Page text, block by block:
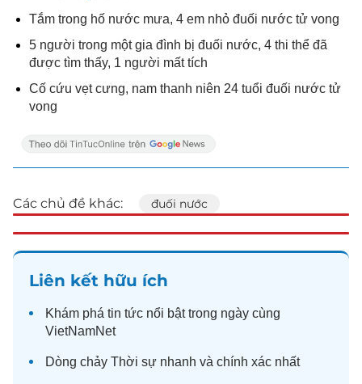
Tắm trong hố nước mưa, 4 em nhỏ đuối nước tử vong
5 người trong một gia đình bị đuối nước, 4 thi thể đã
được tìm thấy, 1 người mất tích
Cố cứu vẹt cưng, nam thanh niên 24 tuổi đuối nước tử
vong
Các chủ đề khác: đuối nước
Liên kết hữu ích
Khám phá tin tức nổi bật trong ngày cùng
VietNamNet
Dòng chảy Thời sự nhanh và chính xác nhất